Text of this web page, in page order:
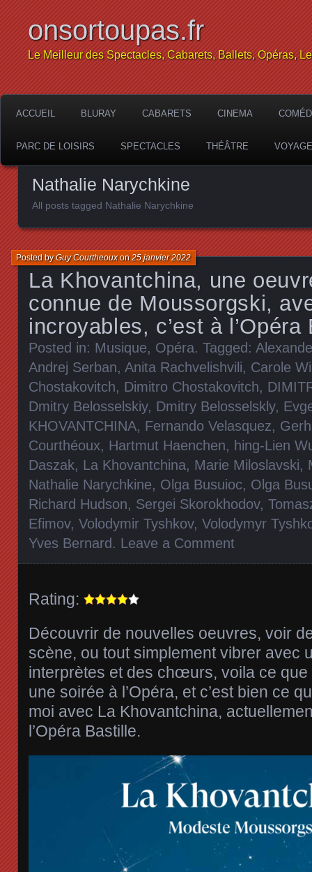
onsortoupas.fr
Le Meilleur des Spectacles, Cabarets, Ballets, Opéras,
ACCUEIL BLURAY CABARETS CINEMA
PARC DE LOISIRS SPECTACLES THÉÂTRE
Nathalie Narychkine
All posts tagged Nathalie Narychkine
La Khovantchina, une
connue de Moussorgski,
incroyables, c’est à l’Opéra
Posted byGuy Courtheouxon25 janvier 2022
Posted in: Musique, Opéra. Tagged:
Andrej Serban, Anita Rachvelishvili, Carole
Chostakovitch, Dimitro Chostakovitch,
Dmitry Belosselskiy, Dmitry Belosselskly,
KHOVANTCHINA, Fernando Velasquez,
Courthéoux, Hartmut Haenchen, hing-Lien
Daszak, La Khovantchina, Marie Miloslavski,
Nathalie Narychkine, Olga Busuioc, Olga
Richard Hudson, Sergei Skorokhodov,
Efimov, Volodymir Tyshkov, Volodymyr
Yves Bernard. Leave a Comment
Rating:
Découvrir de nouvelles oeuvres, voir
scène, ou tout simplement vibrer avec
interprètes et des chœurs, voila ce
une soirée à l’Opéra, et c’est bien ce
moi avec La Khovantchina,
l’Opéra Bastille.